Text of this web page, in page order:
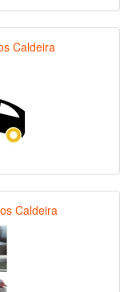
Caldeira
Caldeira